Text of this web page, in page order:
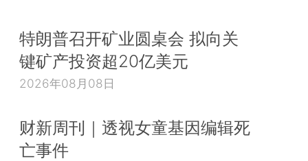
特朗普召开矿业圆桌会 拟向关
键矿产投资超20亿美元
2026年08月08日
财新周刊｜透视女童基因编辑死
亡事件